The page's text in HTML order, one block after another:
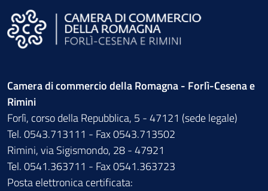
Camera di commercio della Romagna - Forlì-Cesena e
Rimini
Forlì, corso della Repubblica, 5 - 47121 (sede legale)
Tel. 0543.713111 - Fax 0543.713502
Rimini, via Sigismondo, 28 - 47921
Tel. 0541.363711 - Fax 0541.363723
Posta elettronica certificata: